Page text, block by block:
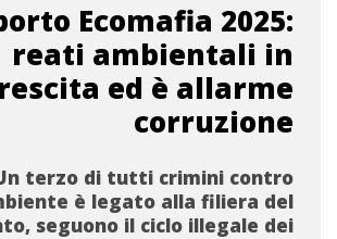
Ecomafia 2025:
reati ambientali in
ed è allarme
corruzione
terzo di tutti crimini contro
è legato alla filiera del
seguono il ciclo illegale dei